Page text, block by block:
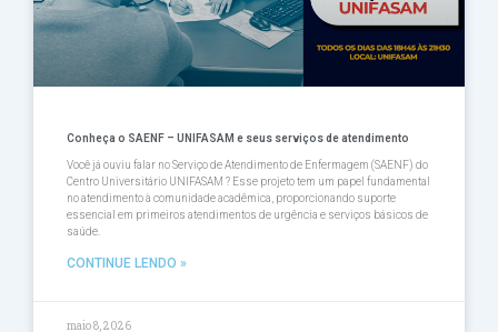
Conheça o SAENF – UNIFASAM e seus serviços de atendimento
Você já ouviu falar no Serviço de Atendimento de Enfermagem (SAENF) do
Centro Universitário UNIFASAM ? Esse projeto tem um papel fundamental
no atendimento à comunidade acadêmica, proporcionando suporte
essencial em primeiros atendimentos de urgência e serviços básicos de
saúde.
CONTINUE LENDO »
maio 8, 2026